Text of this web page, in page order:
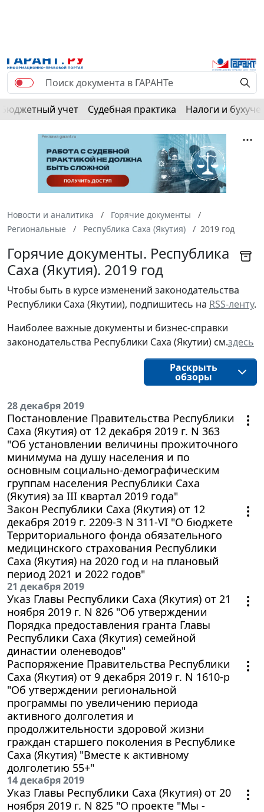
Бюджетный учет Судебная практика Налоги и
Новости и аналитика
Горячие документы
Региональные
Республика Саха (Якутия) 2019 год
Горячие документы. Республика
Саха (Якутия). 2019 год
Чтобы быть в курсе изменений законодательства
Республики Саха (Якутии), подпишитесь на RSS-ленту.
Наиболее важные документы и бизнес-справки
законодательства Республики Саха (Якутии) см.здесь
Раскрыть
обзоры
28 декабря 2019
Постановление Правительства Республики
Саха (Якутия) от 12 декабря 2019 г. N 363
"Об установлении величины прожиточного
минимума на душу населения и по
основным социально-демографическим
группам населения Республики Саха
(Якутия) за III квартал 2019 года"
Закон Республики Саха (Якутия) от 12
декабря 2019 г. 2209-З N 311-VI "О бюджете
Территориального фонда обязательного
медицинского страхования Республики
Саха (Якутия) на 2020 год и на плановый
период 2021 и 2022 годов"
21 декабря 2019
Указ Главы Республики Саха (Якутия) от 21
ноября 2019 г. N 826 "Об утверждении
Порядка предоставления гранта Главы
Республики Саха (Якутия) семейной
династии оленеводов"
Распоряжение Правительства Республики
Саха (Якутия) от 9 декабря 2019 г. N 1610-р
"Об утверждении региональной
программы по увеличению периода
активного долголетия и
продолжительности здоровой жизни
граждан старшего поколения в Республике
Саха (Якутия) "Вместе к активному
долголетию 55+"
14 декабря 2019
Указ Главы Республики Саха (Якутия) от 20
ноября 2019 г. N 825 "О проекте "Мы -